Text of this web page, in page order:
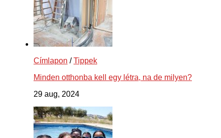
Címlapon /Tippek
Minden otthonba kell egy létra, na de milyen?
29 aug, 2024